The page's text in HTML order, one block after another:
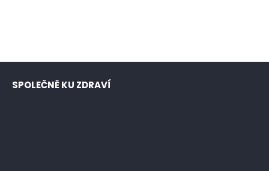
SPOLEČNĚ KU ZDRAVÍ